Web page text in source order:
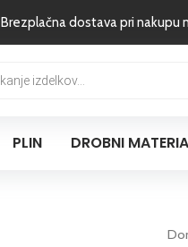
Brezplačna dostava pri nakupu
PLIN DROBNI